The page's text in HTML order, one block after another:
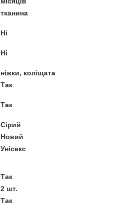
тканина
Ні
Ні
ніжки, коліщата
Так
Так
Сірий
Новий
Унісекс
Так
2 шт.
Так